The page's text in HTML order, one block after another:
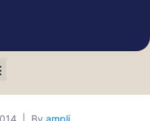
By ampli